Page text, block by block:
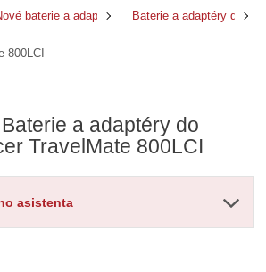
baterie a adaptéry Baterie a adaptéry do
800LCI
a adaptéry do
TravelMate 800LCI
asistenta